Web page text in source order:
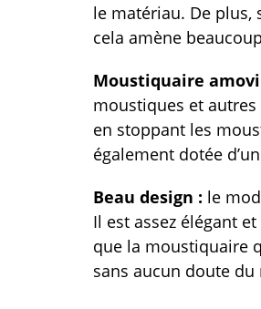
le matériau. De plus,
cela amène
Moustiquaire
moustiques et
en stoppant les
également dotée
Beau design : le
Il est assez élégant
que la moustiquaire
sans aucun doute